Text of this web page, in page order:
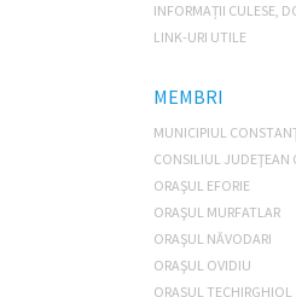
INFORMAȚII CULESE,
LINK-URI UTILE
MEMBRI
MUNICIPIUL
CONSILIUL JUDEŢEAN
ORAŞUL EFORIE
ORAŞUL MURFATLAR
ORAŞUL NĂVODARI
ORAŞUL OVIDIU
ORAŞUL TECHIRGHIOL